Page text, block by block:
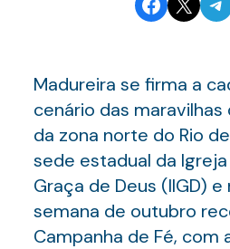
Madureira se firma a
cenário das maravilhas
da zona norte do Rio
sede estadual da
Graça de Deus (IIGD)
semana de outubro
Campanha de Fé, com